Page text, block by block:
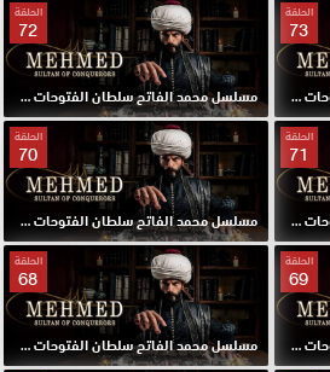
الحلقة
73
مسلسل محمد الفاتح سلطان الفتوحات مترجم الحلقة 73 HD
الحلقة
72
مسلسل محمد الفاتح سلطان الفتوحات مترجم الحلقة 72 HD
الحلقة
71
مسلسل محمد الفاتح سلطان الفتوحات مترجم الحلقة 71 HD
الحلقة
70
مسلسل محمد الفاتح سلطان الفتوحات مترجم الحلقة 70 HD
الحلقة
69
مسلسل محمد الفاتح سلطان الفتوحات مترجم الحلقة 69 HD
الحلقة
68
مسلسل محمد الفاتح سلطان الفتوحات مترجم الحلقة 68 HD